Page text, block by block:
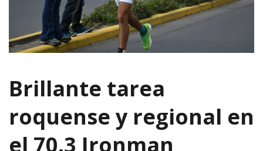
Brillante tarea
roquense y regional en
el 70.3 Ironman